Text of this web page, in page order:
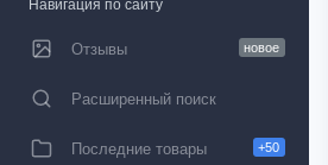
Навигация по сайту
Отзывы новое
Расширенный поиск
Последние товары +50